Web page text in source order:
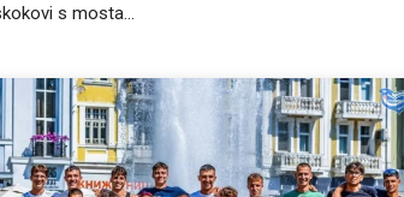
s mosta...